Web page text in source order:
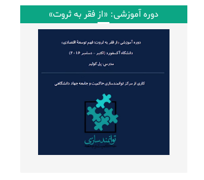
دوره آموزشی: «از فقر به ثروت»